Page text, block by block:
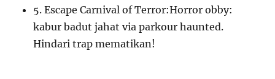
5. Escape Carnival of Terror:Horror obby:
kabur badut jahat via parkour haunted.
Hindari trap mematikan!